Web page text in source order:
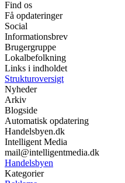
Find os
Få opdateringer
Social
Informationsbrev
Brugergruppe
Lokalbefolkning
Links i indholdet
Strukturoversigt
Nyheder
Arkiv
Blogside
Automatisk opdatering
Handelsbyen.dk
Intelligent Media
mail@intelligentmedia.dk
Handelsbyen
Kategorier